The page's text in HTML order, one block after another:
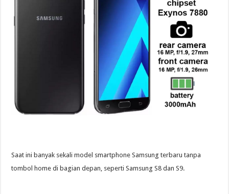
Saat ini banyak sekali model smartphone Samsung terbaru tanpa
tombol home di bagian depan, seperti Samsung S8 dan S9.